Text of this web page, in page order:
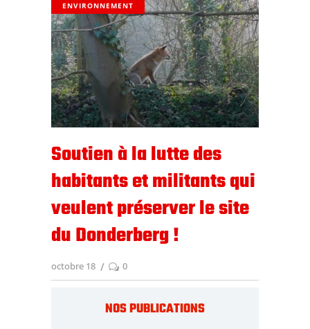
ENVIRONNEMENT
Soutien à la lutte des
habitants et militants qui
veulent préserver le site
du Donderberg !
octobre 18 0
NOS PUBLICATIONS